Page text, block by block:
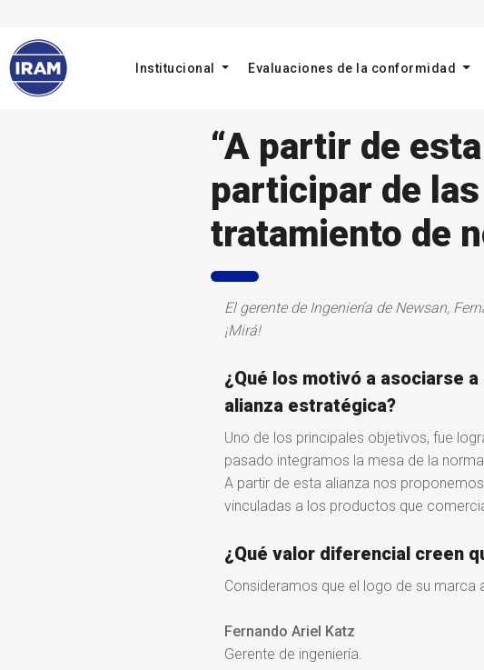
Institucional Evaluaciones de la conformidad
“A partir de
participar de
tratamiento de
El gerente de Ingeniería de Newsan,
¡Mirá!
¿Qué los motivó a asociarse
alianza estratégica?
Uno de los principales objetivos, fue
pasado integramos la mesa de la
A partir de esta alianza nos
vinculadas a los productos que
¿Qué valor diferencial creen
Consideramos que el logo de su
Fernando Ariel Katz
Gerente de ingeniería.